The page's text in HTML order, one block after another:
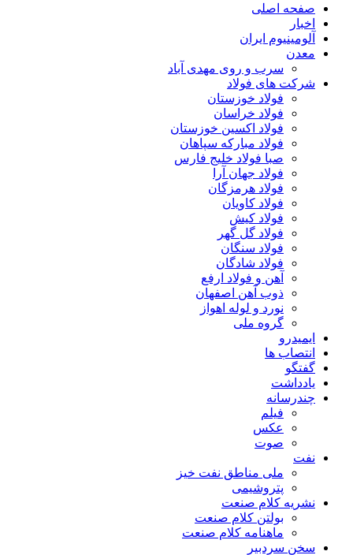
صفحه اصلی
اخبار
آلومینیوم ایران
معدن
سرب و روی مهدی آباد
شرکت های فولاد
فولاد خوزستان
فولاد خراسان
فولاد اکسین خوزستان
فولاد مبارکه سپاهان
صبا فولاد خلیج فارس
فولاد جهان آرا
فولاد هرمزگان
فولاد کاویان
فولاد کیش
فولاد گل گهر
فولاد سنگان
فولاد شادگان
آهن و فولاد ارفع
ذوب آهن اصفهان
نورد و لوله اهواز
گروه ملی
ایمیدرو
انتصاب ها
گفتگو
یادداشت
چندرسانه
فیلم
عکس
صوت
نفت
ملی مناطق نفت خیز
پتروشیمی
نشریه کلام صنعت
بولتن کلام صنعت
ماهنامه کلام صنعت
سخن سردبیر